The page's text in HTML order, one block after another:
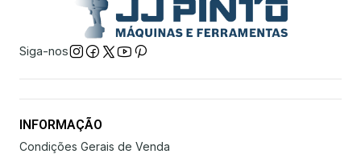
Siga-nos
INFORMAÇÃO
Condições Gerais de Venda